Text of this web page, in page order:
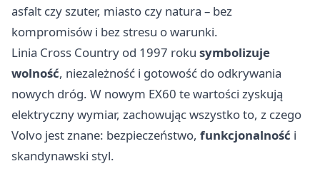
asfalt czy szuter, miasto czy natura – bez
kompromisów i bez stresu o warunki.
Linia Cross Country od 1997 roku symbolizuje
wolność, niezależność i gotowość do odkrywania
nowych dróg. W nowym EX60 te wartości zyskują
elektryczny wymiar, zachowując wszystko to, z czego
Volvo jest znane: bezpieczeństwo, funkcjonalność i
skandynawski styl.